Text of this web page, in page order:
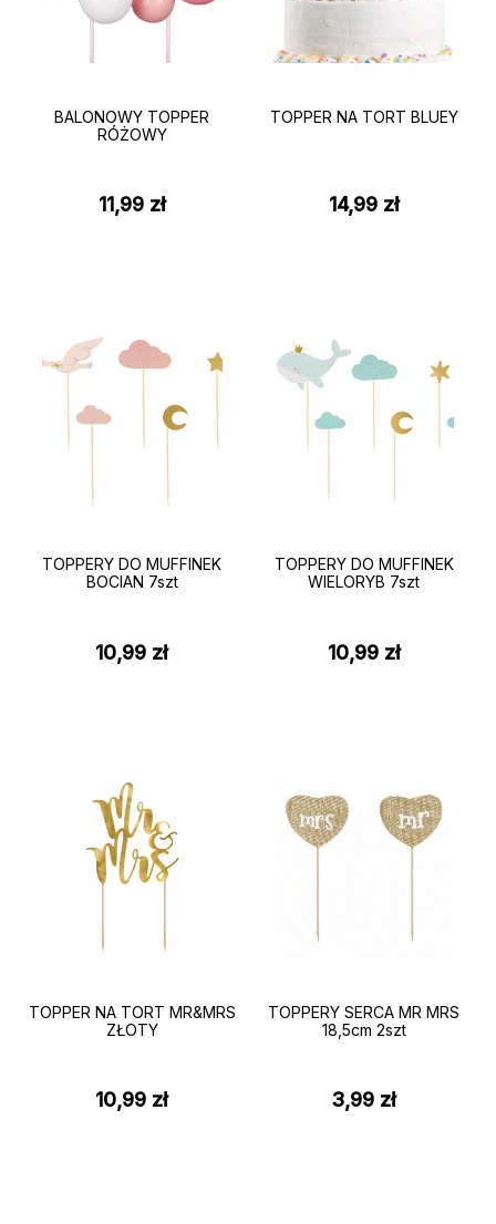
BALONOWY TOPPER
RÓŻOWY
11,99 zł
TOPPER NA TORT BLUEY
14,99 zł
TOPPERY DO MUFFINEK
BOCIAN 7szt
10,99 zł
TOPPERY DO MUFFINEK
WIELORYB 7szt
10,99 zł
TOPPER NA TORT MR&MRS
ZŁOTY
10,99 zł
TOPPERY SERCA MR MRS
18,5cm 2szt
3,99 zł